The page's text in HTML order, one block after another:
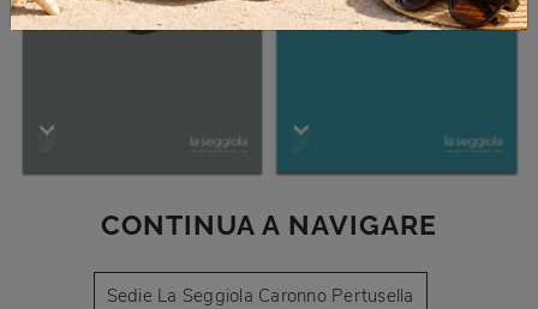
CONTINUA A NAVIGARE
Sedie La Seggiola Caronno Pertusella